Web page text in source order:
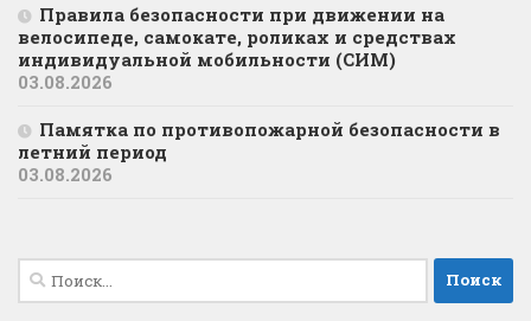
Правила безопасности при движении на
велосипеде, самокате, роликах и средствах
индивидуальной мобильности (СИМ)
03.08.2026
Памятка по противопожарной безопасности в
летний период
03.08.2026
Найти: